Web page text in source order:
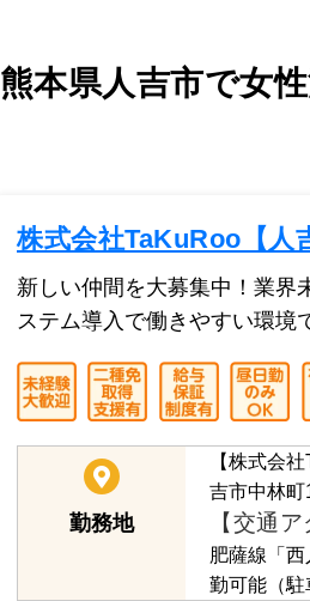
熊本県人吉市で女
株式会社TaKuRoo【人
新しい仲間を大募集中！業界
ステム導入で働きやすい環境
勤務地
【株式会
吉市中林
【交通ア
肥薩線「
勤可能（駐